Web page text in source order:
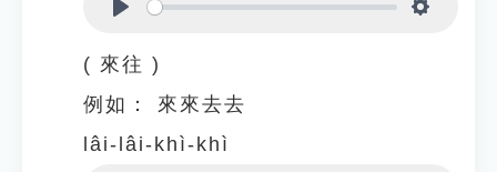
( 來往 )
例如：
來來去去
lâi-lâi-khì-khì